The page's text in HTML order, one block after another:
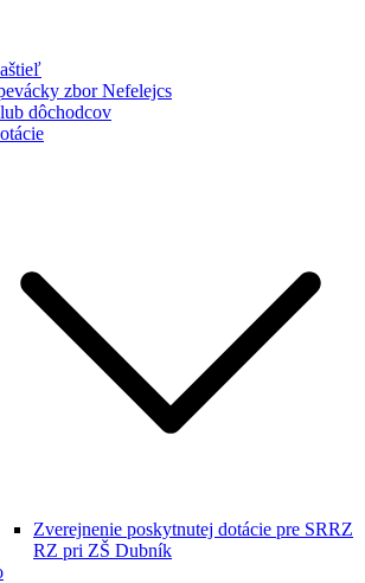
zbor Nefelejcs
dôchodcov
Zverejnenie poskytnutej dotácie pre SRRZ
RZ pri ZŠ Dubník